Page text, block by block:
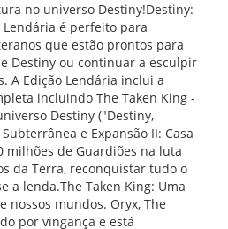
no universo Destiny!Destiny:
Lendária é perfeito para
que estão prontos para
Destiny ou continuar a esculpir
A Edição Lendária inclui a
incluindo The Taken King -
Destiny ("Destiny,
e Expansão II: Casa
milhões de Guardiões na luta
da Terra, reconquistar tudo o
a lenda.The Taken King: Uma
nossos mundos. Oryx, The
por vingança e está